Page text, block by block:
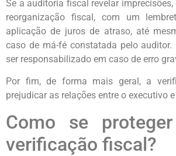
Se a auditoria fiscal revelar
reorganização fiscal, com um
aplicação de juros de atraso, até
caso de má-fé constatada pelo auditor.
ser responsabilizado em caso de erro
Por fim, de forma mais geral, a
prejudicar as relações entre o executivo
Como se
verificação fiscal?